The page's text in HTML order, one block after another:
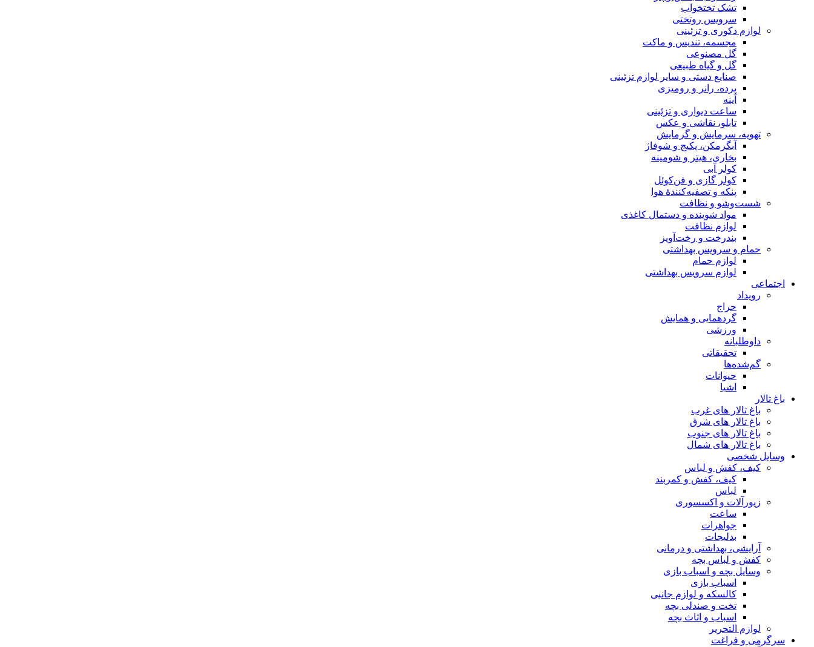
تشک تختخواب
سرویس روتختی
لوازم دکوری و تزئینی
مجسمه، تندیس و ماکت
گل مصنوعی
گل و گیاه طبیعی
صنایع دستی و سایر لوازم تزئینی
پرده، رانر و رومیزی
آینه
ساعت دیواری و تزئینی
تابلو، نقاشی و عکس
تهویه، سرمایش و گرمایش
آبگرمکن، پکیج و شوفاژ
بخاری، هیتر و شومینه
کولر آبی
کولر گازی و فن‌کوئل
پنکه و تصفیه‌کنندهٔ هوا
شست‌وشو و نظافت
مواد شوینده و دستمال کاغذی
لوازم نظافت
بندرخت و رخت‌آویز
حمام و سرویس بهداشتی
لوازم حمام
لوازم سرویس بهداشتی
اجتماعی
رویداد
حراج
گردهمایی و همایش
ورزشی
داوطلبانه
تحقیقاتی
گم‌شده‌ها
حیوانات
اشیا
باغ تالار
باغ تالار های غرب
باغ تالار های شرق
باغ تالار های جنوب
باغ تالار های شمال
وسایل شخصی
کیف، کفش و لباس
کیف، کفش و کمربند
لباس
زیورآلات و اکسسوری
ساعت
جواهرات
بدلیجات
آرایشی، بهداشتی و درمانی
کفش و لباس بچه
وسایل بچه و اسباب بازی
اسباب بازی
کالسکه و لوازم جانبی
تخت و صندلی بچه
اسباب و اثاث بچه
لوازم التحریر
سرگرمی و فراغت